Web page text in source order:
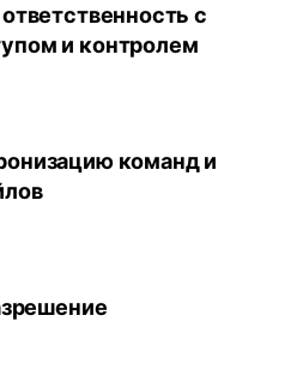
с
и контролем
команд и